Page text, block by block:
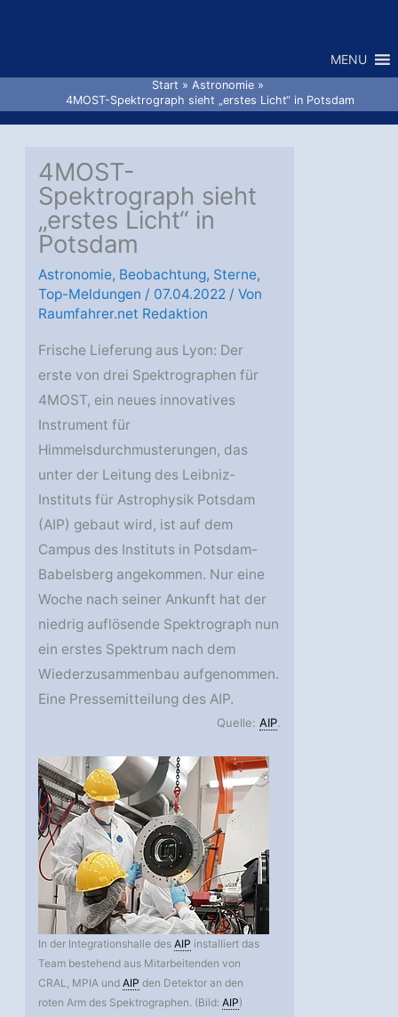
MENU
Start
Astronomie
4MOST-Spektrograph sieht „erstes Licht“ in Potsdam
4MOST-
Spektrograph sieht
„erstes Licht“ in
Potsdam
Astronomie, Beobachtung, Sterne,
Top-Meldungen / 07.04.2022 / Von
Raumfahrer.net Redaktion
Frische Lieferung aus Lyon: Der
erste von drei Spektrographen für
4MOST, ein neues innovatives
Instrument für
Himmelsdurchmusterungen, das
unter der Leitung des Leibniz-
Instituts für Astrophysik Potsdam
(AIP) gebaut wird, ist auf dem
Campus des Instituts in Potsdam-
Babelsberg angekommen. Nur eine
Woche nach seiner Ankunft hat der
niedrig auflösende Spektrograph nun
ein erstes Spektrum nach dem
Wiederzusammenbau aufgenommen.
Eine Pressemitteilung des AIP.
Quelle:AIP.
In der Integrationshalle desAIP installiert das
Team bestehend aus Mitarbeitenden von
CRAL, MPIA undAIP den Detektor an den
roten Arm des Spektrographen. (Bild:AIP)